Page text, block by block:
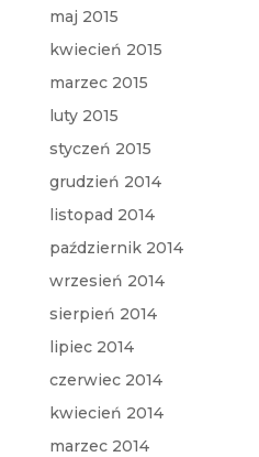
maj 2015
kwiecień 2015
marzec 2015
luty 2015
styczeń 2015
grudzień 2014
listopad 2014
październik 2014
wrzesień 2014
sierpień 2014
lipiec 2014
czerwiec 2014
kwiecień 2014
marzec 2014